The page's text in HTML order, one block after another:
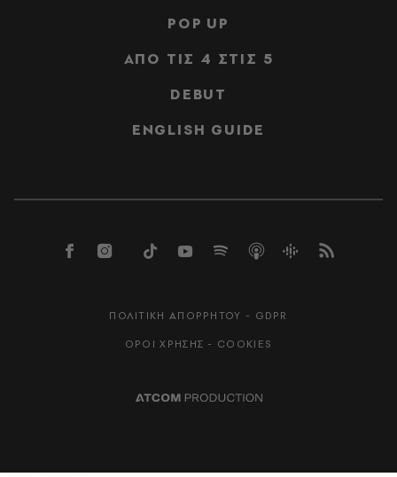
POP UP
ΑΠΟ ΤΙΣ 4 ΣΤΙΣ 5
DEBUT
ENGLISH GUIDE
ΠΟΛΙΤΙΚΗ ΑΠΟΡΡΗΤΟΥ - GDPR
ΟΡΟΙ ΧΡΗΣΗΣ - COOKIES